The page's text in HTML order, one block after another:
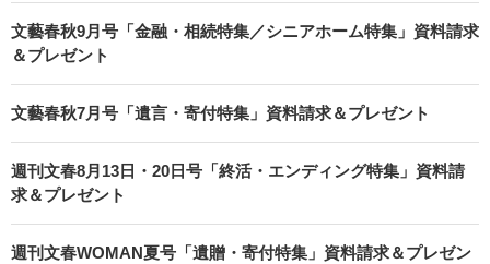
文藝春秋9月号「金融・相続特集／シニアホーム特集」資料請求
＆プレゼント
文藝春秋7月号「遺言・寄付特集」資料請求＆プレゼント
週刊文春8月13日・20日号「終活・エンディング特集」資料請
求＆プレゼント
週刊文春WOMAN夏号「遺贈・寄付特集」資料請求＆プレゼン